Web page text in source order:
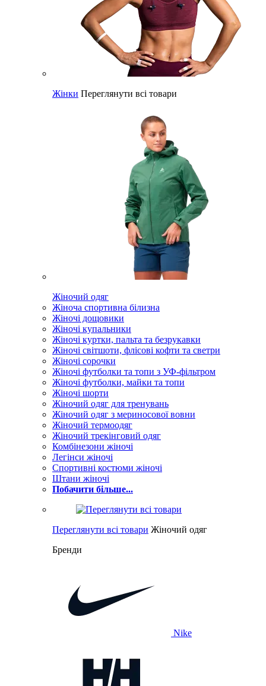
Жінки Переглянути всі товари
Жіночий одяг
Жіноча спортивна білизна
Жіночі дощовики
Жіночі купальники
Жіночі куртки, пальта та безрукавки
Жіночі світшоти, флісові кофти та светри
Жіночі сорочки
Жіночі футболки та топи з УФ-фільтром
Жіночі футболки, майки та топи
Жіночі шорти
Жіночий одяг для тренувань
Жіночий одяг з мериносової вовни
Жіночий термоодяг
Жіночий трекінговий одяг
Комбінезони жіночі
Легінси жіночі
Спортивні костюми жіночі
Штани жіночі
Побачити більше...
Переглянути всі товари Жіночий одяг
Бренди
Nike